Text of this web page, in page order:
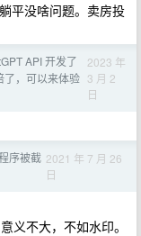
平没啥问题。卖房投
API 开发了
了，可以来体验
2023 年
3 月 2
日
序被截 2021 年 7 月 26
日
义不大，不如水印。